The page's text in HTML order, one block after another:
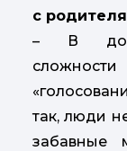
с
– В
так, люди
забавные